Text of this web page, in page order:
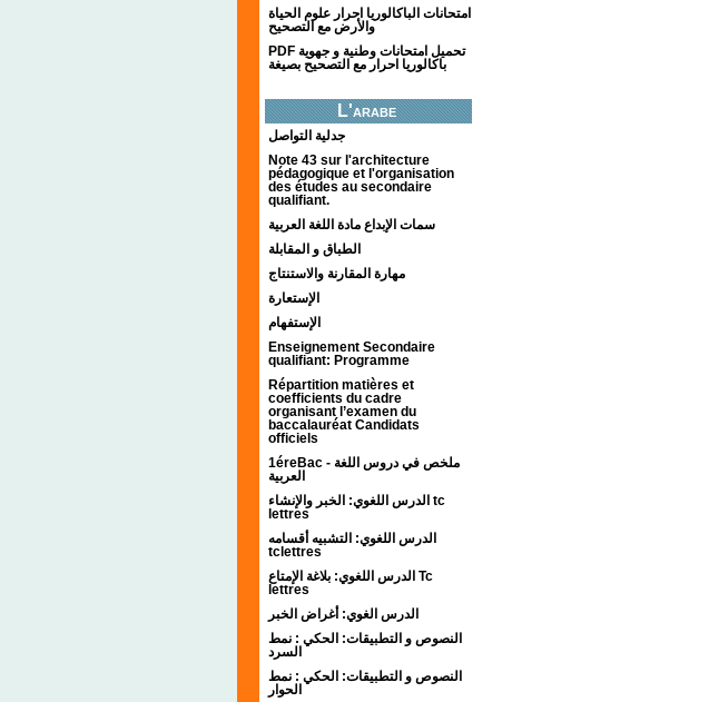
امتحانات الباكالوريا احرار علوم الحياة
والأرض مع التصحيح
PDF تحميل امتحانات وطنية و جهوية
باكالوريا احرار مع التصحيح بصيغة
L'arabe
جدلية التواصل
Note 43 sur l'architecture
pédagogique et l'organisation
des études au secondaire
qualifiant.
سمات الإبداع مادة اللغة العربية
الطباق و المقابلة
مهارة المقارنة والاستنتاج
الإستعارة
الإستفهام
Enseignement Secondaire
qualifiant: Programme
Répartition matières et
coefficients du cadre
organisant l’examen du
baccalauréat Candidats
officiels
1éreBac - ملخص في دروس اللغة
العربية
الدرس اللغوي: الخبر والإنشاء tc
lettres
الدرس اللغوي: التشبيه أقسامه
tclettres
الدرس اللغوي: بلاغة الإمتاع Tc
lettres
الدرس الغوي: أغراض الخبر
النصوص و التطبيقات: الحكي : نمط
السرد
النصوص و التطبيقات: الحكي : نمط
الحوار